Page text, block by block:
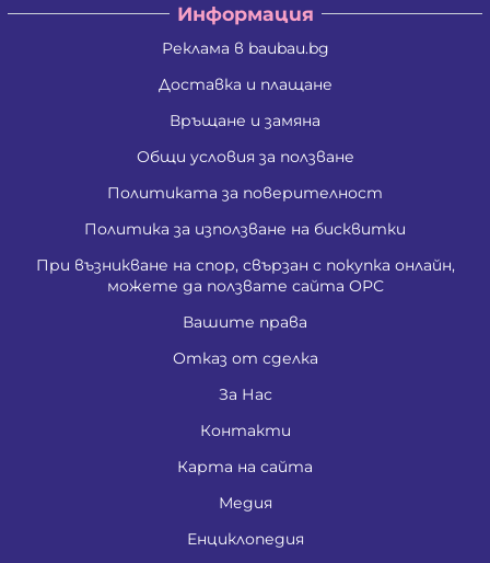
Информация
Реклама в baubau.bg
Доставка и плащане
Връщане и замяна
Общи условия за ползване
Политиката за поверителност
Политика за използване на бисквитки
При възникване на спор, свързан с покупка онлайн,
можете да ползвате сайта ОРС
Вашите права
Отказ от сделка
За Нас
Контакти
Карта на сайта
Медия
Енциклопедия